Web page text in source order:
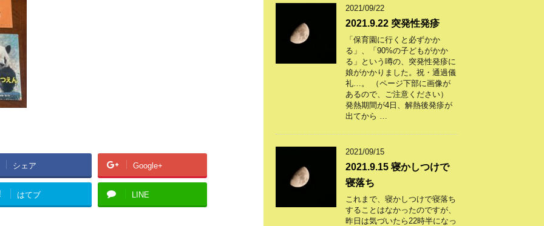
シェア Google+
はてブ LINE
2021/09/22
2021.9.22 突発性発疹
「保育園に行くと必ずかか
る」、「90%の子どもがかか
る」という噂の、突発性発疹に
娘がかかりました。祝・通過儀
礼…。 （ページ下部に画像が
あるので、ご注意ください）
発熱期間が4日、解熱後発疹が
出てから …
2021/09/15
2021.9.15 寝かしつけで
寝落ち
これまで、寝かしつけで寝落ち
することはなかったのですが、
昨日は気づいたら22時半になっ